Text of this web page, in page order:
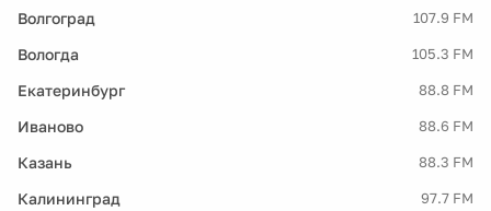
Волгоград 107.9 FM
Вологда 105.3 FM
Екатеринбург 88.8 FM
Иваново 88.6 FM
Казань 88.3 FM
Калининград 97.7 FM